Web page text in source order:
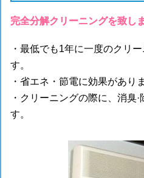
完全分解クリーニングを致し
・最低でも1年に一度のクリ
す。
・省エネ・節電に効果があり
・クリーニングの際に、消臭
す。